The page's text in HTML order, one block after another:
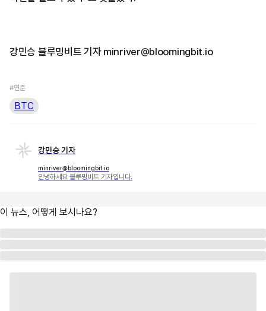
강민승 블루밍비트 기자 minriver@bloomingbit.io
#연준
BTC
강민승 기자
minriver@bloomingbit.io
안녕하세요 블루밍비트 기자입니다.
이 뉴스, 어떻게 보시나요?